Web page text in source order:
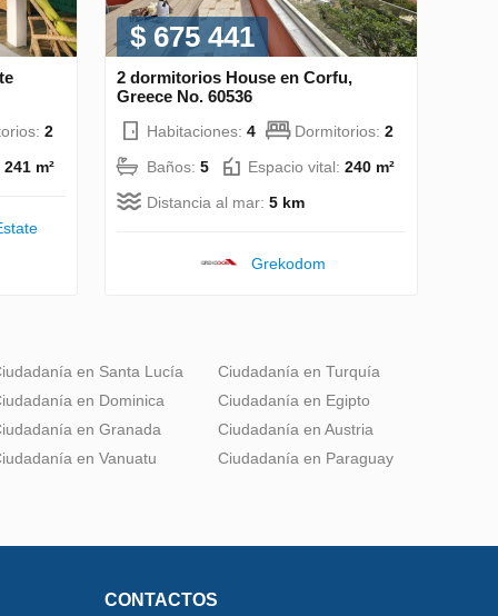
2
241 m²
$ 675 441
2 dormitorios House en Corfu,
Greece No. 60536
Habitaciones: 4 Dormitorios: 2
Baños: 5 Espacio vital: 240 m²
Distancia al mar: 5 km
Grekodom
en Santa Lucía
en Dominica
en Granada
en Vanuatu
Ciudadanía en Turquía
Ciudadanía en Egipto
Ciudadanía en Austria
Ciudadanía en Paraguay
CONTACTOS